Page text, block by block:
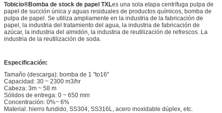
Tobicio®Bomba de stock de papel TXLes una sola etapa centrífuga pulpa de
papel de succión única y aguas residuales de productos químicos, bomba de
pulpa de papel. Se utiliza ampliamente en la industria de la fabricación de
papel, la industria del tratamiento del agua, la industria de fabricación de
azúcar, la industria del almidón, la industria de reutilización de refrescos. La
industria de la reutilización de soda.
Especificación:
Tamaño (descarga): bomba de 1 "to16"
Capacidad: 30 ~ 2300 m3/hr
Cabeza: 3m ~ 58 m
Sólidos de entrega: 0 ~ 650 mm
Concentración: 0%~ 6%
Material: hierro fundido, SS304, SS316L, acero inoxidable dúplex, etc.